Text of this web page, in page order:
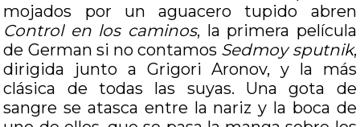
mojados por un aguacero tupido abren
Control en los caminos, la primera película
de German si no contamos Sedmoy sputnik,
dirigida junto a Grigori Aronov, y la más
clásica de todas las suyas. Una gota de
sangre se atasca entre la nariz y la boca de